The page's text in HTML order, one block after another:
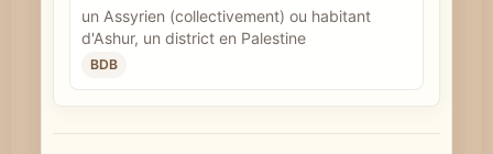
un Assyrien (collectivement) ou habitant
d'Ashur, un district en Palestine
BDB